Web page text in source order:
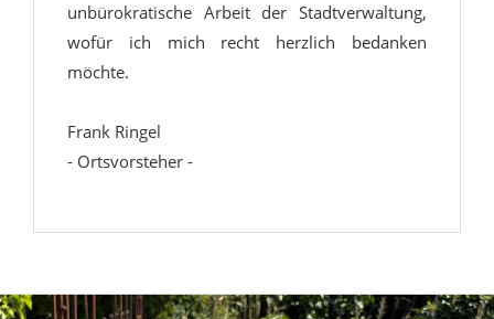
unbürokratische Arbeit der Stadtverwaltung,
wofür ich mich recht herzlich bedanken
möchte.
Frank Ringel
- Ortsvorsteher -